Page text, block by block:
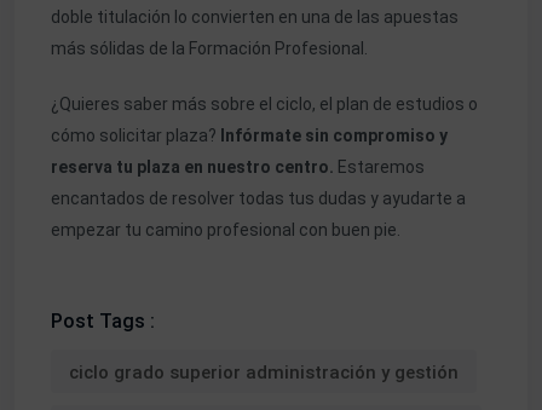
doble titulación lo convierten en una de las apuestas
más sólidas de la Formación Profesional.
¿Quieres saber más sobre el ciclo, el plan de estudios o
cómo solicitar plaza? Infórmate sin compromiso y
reserva tu plaza en nuestro centro. Estaremos
encantados de resolver todas tus dudas y ayudarte a
empezar tu camino profesional con buen pie.
Post Tags :
ciclo grado superior administración y gestión